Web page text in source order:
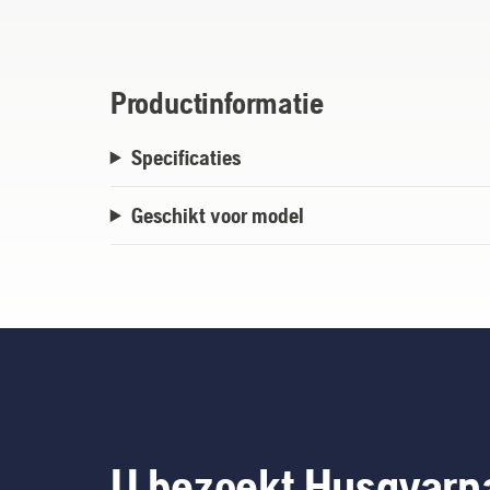
Productinformatie
Specificaties
Geschikt voor model